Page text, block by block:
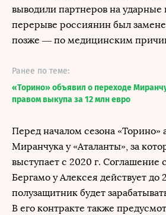
выводили партнеров на ударные
перерыве россиянин был
позже — по медицинским
Ранее по теме:
«Торино» объявил о переходе
правом выкупа за 12 млн евро
Перед началом сезона «Торино»
Миранчука у «Аталанты», за
выступает с 2020 г. Соглашение
Бергамо у Алексея действует до
полузащитник будет
В его контракте также